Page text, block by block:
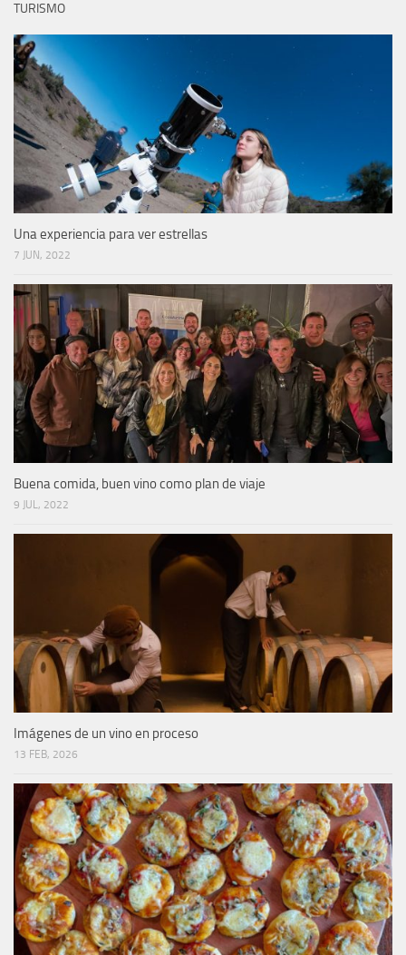
TURISMO
Una experiencia para ver estrellas
7 JUN, 2022
Buena comida, buen vino como plan de viaje
9 JUL, 2022
Imágenes de un vino en proceso
13 FEB, 2026